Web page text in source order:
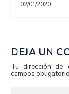
02/01/2020
DEJA UN
Tu dirección de
campos